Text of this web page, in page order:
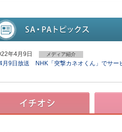
年4月9日 メディア紹介
月9日放送 NHK「突撃カネオくん」でサー